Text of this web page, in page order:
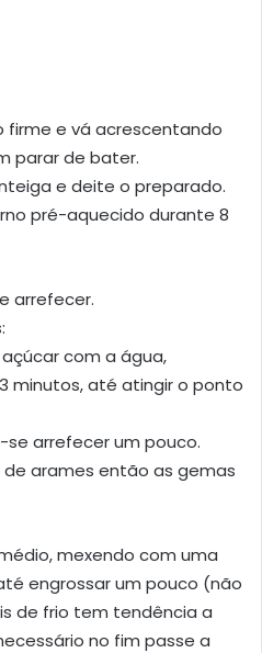
firme e vá acrescentando
parar de bater.
e deite o preparado.
pré-aquecido durante 8
arrefecer.
com a água,
minutos, até atingir o ponto
arrefecer um pouco.
arames então as gemas
mexendo com uma
engrossar um pouco (não
de frio tem tendência a
no fim passe a